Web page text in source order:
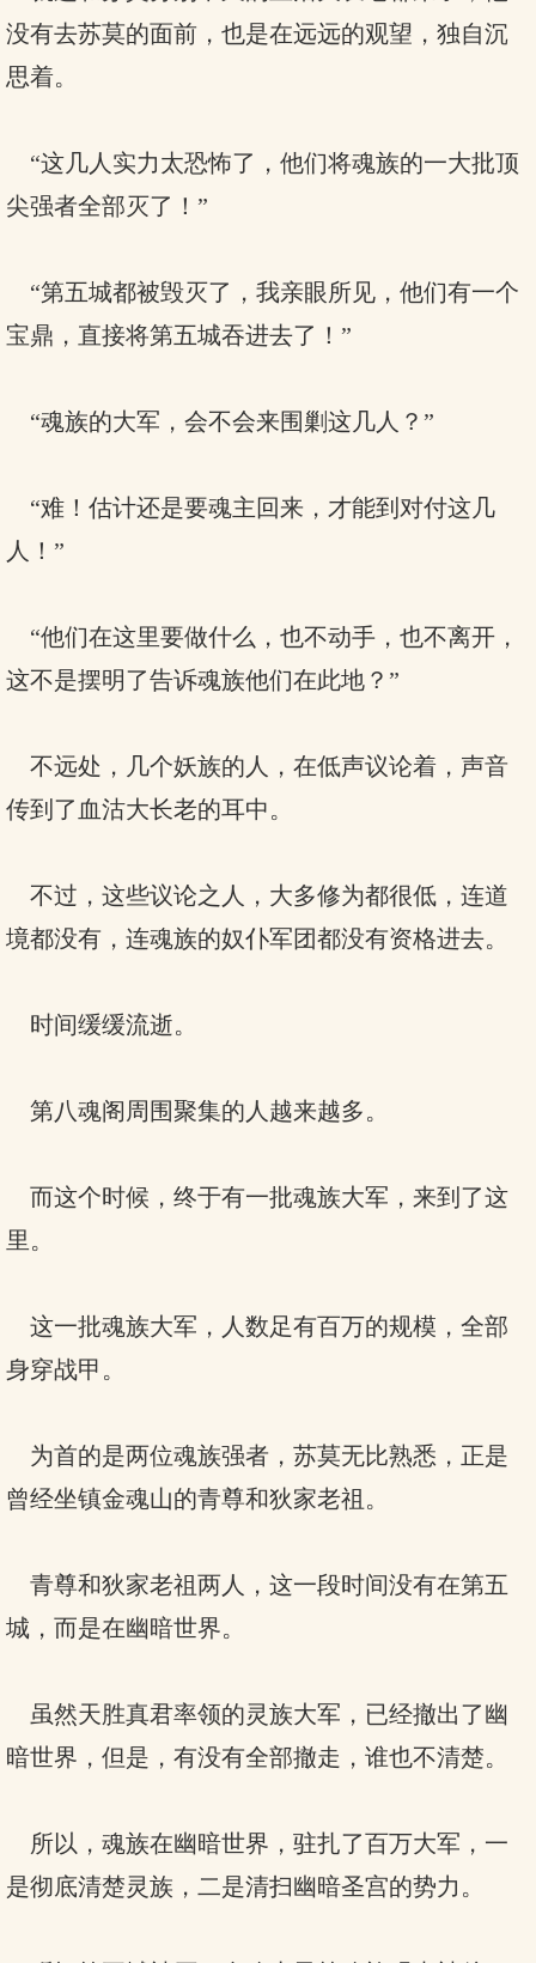
没有去苏莫的面前，也是在远远的观望，独自沉
思着。
“这几人实力太恐怖了，他们将魂族的一大批顶
尖强者全部灭了！”
“第五城都被毁灭了，我亲眼所见，他们有一个
宝鼎，直接将第五城吞进去了！”
“魂族的大军，会不会来围剿这几人？”
“难！估计还是要魂主回来，才能到对付这几
人！”
“他们在这里要做什么，也不动手，也不离开，
这不是摆明了告诉魂族他们在此地？”
不远处，几个妖族的人，在低声议论着，声音
传到了血沽大长老的耳中。
不过，这些议论之人，大多修为都很低，连道
境都没有，连魂族的奴仆军团都没有资格进去。
时间缓缓流逝。
第八魂阁周围聚集的人越来越多。
而这个时候，终于有一批魂族大军，来到了这
里。
这一批魂族大军，人数足有百万的规模，全部
身穿战甲。
为首的是两位魂族强者，苏莫无比熟悉，正是
曾经坐镇金魂山的青尊和狄家老祖。
青尊和狄家老祖两人，这一段时间没有在第五
城，而是在幽暗世界。
虽然天胜真君率领的灵族大军，已经撤出了幽
暗世界，但是，有没有全部撤走，谁也不清楚。
所以，魂族在幽暗世界，驻扎了百万大军，一
是彻底清楚灵族，二是清扫幽暗圣宫的势力。